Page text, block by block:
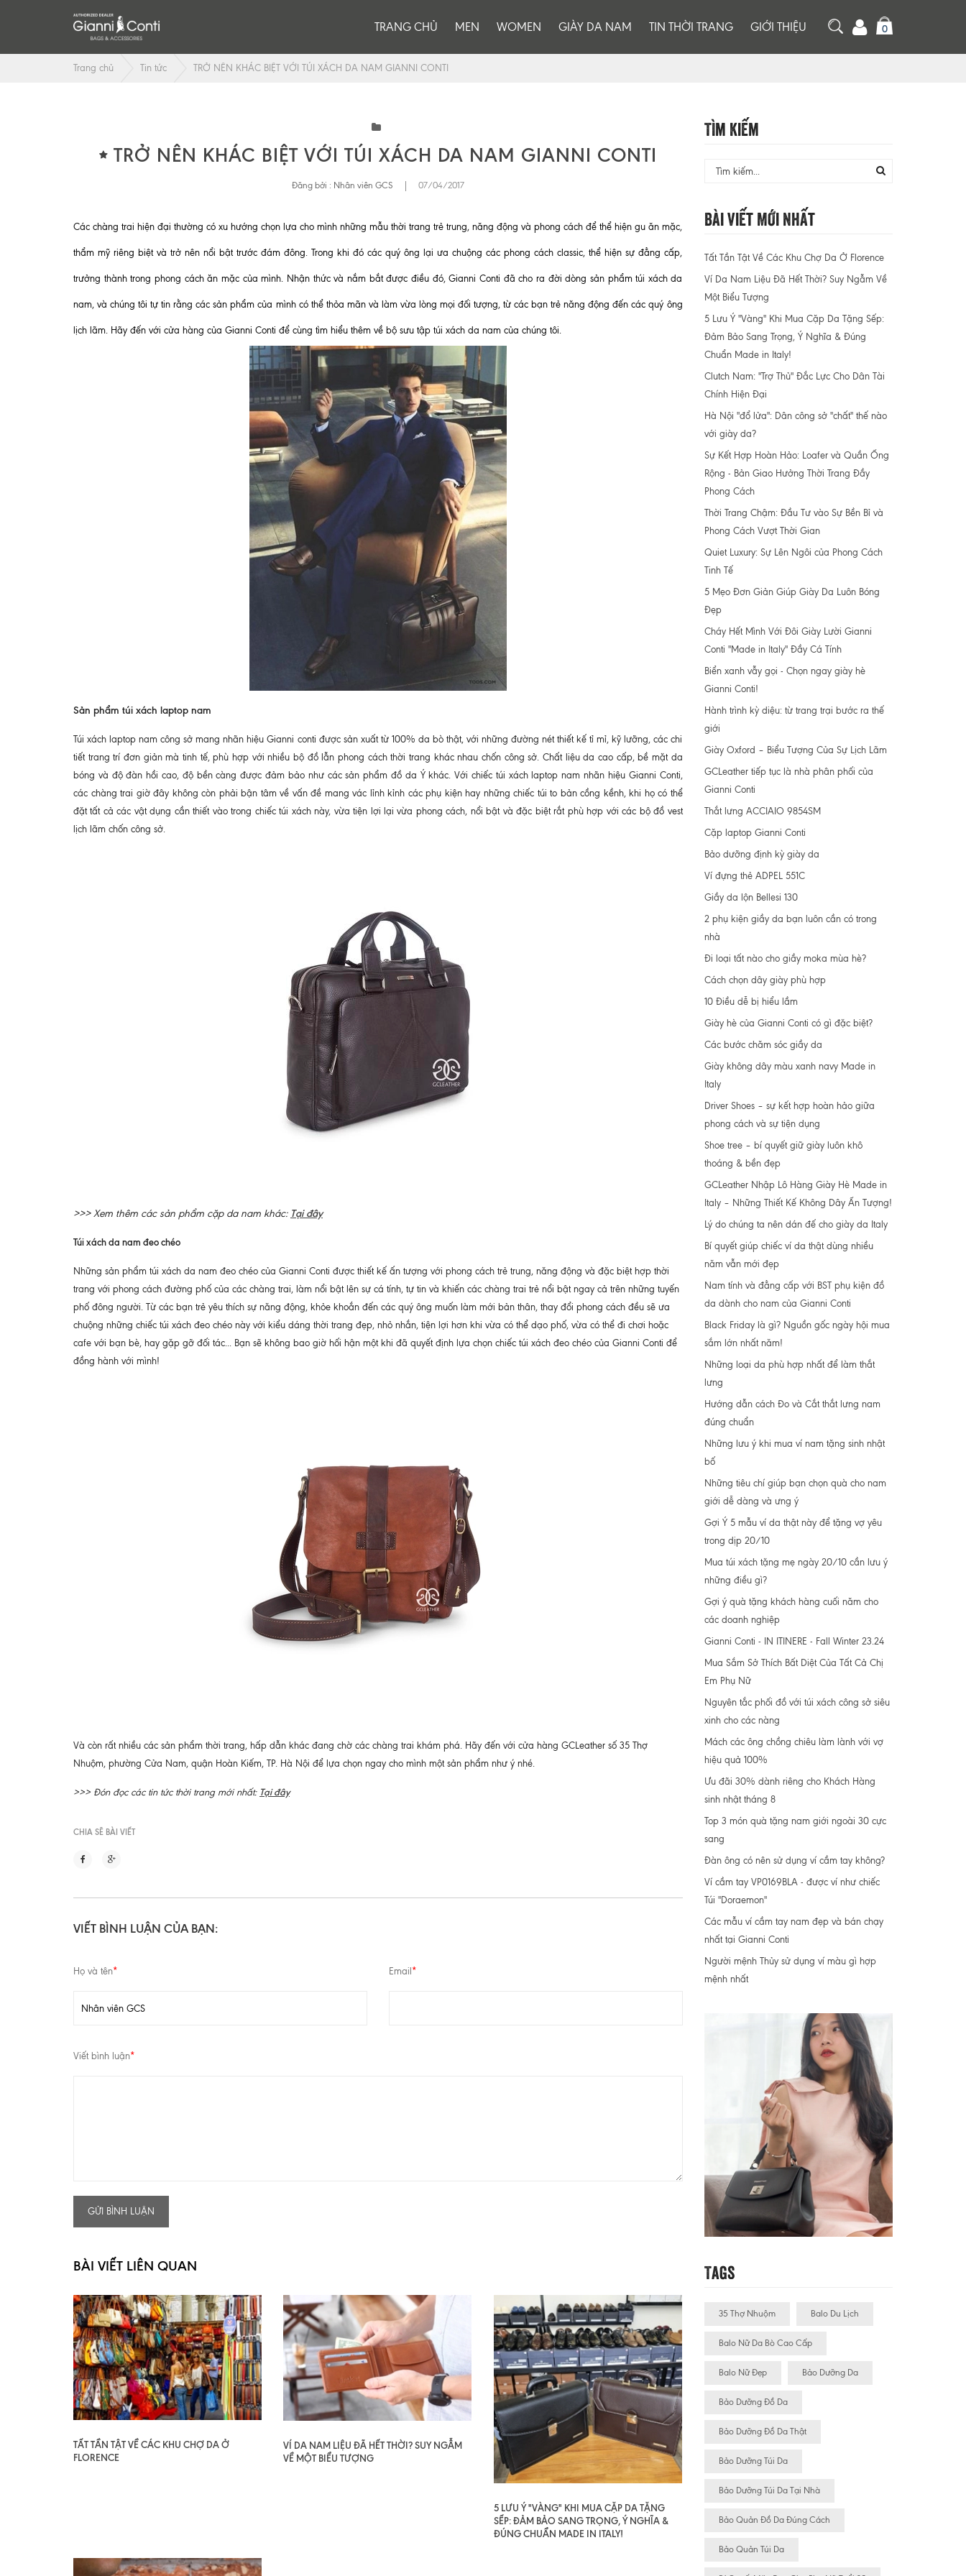
TRANG CHỦ MEN WOMEN GIÀY DA NAM TIN THỜI TRANG GIỚI THIỆU 0
Trang chủ Tin tức TRỞ NÊN KHÁC BIỆT VỚI TÚI XÁCH DA NAM GIANNI CONTI
TRỞ NÊN KHÁC BIỆT VỚI TÚI XÁCH DA NAM GIANNI CONTI
Đăng bởi : Nhân viên GCS 07/04/2017
Các chàng trai hiện đại thường có xu hướng chọn lựa cho mình những mẫu thời trang trẻ trung, năng động và phong cách để thể hiện gu ăn mặc,
thẩm mỹ riêng biệt và trở nên nổi bật trước đám đông. Trong khi đó các quý ông lại ưa chuộng các phong cách classic, thể hiện sự đẳng cấp,
trưởng thành trong phong cách ăn mặc của mình. Nhận thức và nắm bắt được điều đó, Gianni Conti đã cho ra đời dòng sản phẩm túi xách da
nam, và chúng tôi tự tin rằng các sản phẩm của mình có thể thỏa mãn và làm vừa lòng mọi đối tượng, từ các bạn trẻ năng động đến các quý ông
lịch lãm. Hãy đến với cửa hàng của Gianni Conti để cùng tìm hiểu thêm về bộ sưu tập túi xách da nam của chúng tôi.
Sản phẩm túi xách laptop nam
Túi xách laptop nam công sở mang nhãn hiệu Gianni conti được sản xuất từ 100% da bò thật, với những đường nét thiết kế tỉ mỉ, kỹ lưỡng, các chi
tiết trang trí đơn giản mà tinh tế, phù hợp với nhiều bộ đồ lẫn phong cách thời trang khác nhau chốn công sở. Chất liệu da cao cấp, bề mặt da
bóng và độ đàn hồi cao, độ bền càng được đảm bảo như các sản phẩm đồ da Ý khác. Với chiếc túi xách laptop nam nhãn hiệu Gianni Conti,
các chàng trai giờ đây không còn phải bận tâm về vấn đề mang vác lỉnh kỉnh các phụ kiện hay những chiếc túi to bản cồng kềnh, khi họ có thể
đặt tất cả các vật dụng cần thiết vào trong chiếc túi xách này, vừa tiện lợi lại vừa phong cách, nổi bật và đặc biệt rắt phù hợp với các bộ đồ vest
lịch lãm chốn công sở.
>>> Xem thêm các sản phẩm cặp da nam khác: Tại đây
Túi xách da nam đeo chéo
Những sản phẩm túi xách da nam đeo chéo của Gianni Conti được thiết kế ấn tượng với phong cách trẻ trung, năng động và đặc biệt hợp thời
trang với phong cách đường phố của các chàng trai, làm nổi bật lên sự cá tính, tự tin và khiến các chàng trai trẻ nổi bật ngay cả trên những tuyến
phố đông người. Từ các bạn trẻ yêu thích sự năng động, khỏe khoắn đến các quý ông muốn làm mới bản thân, thay đổi phong cách đều sẽ ưa
chuộng những chiếc túi xách đeo chéo này với kiểu dáng thời trang đẹp, nhỏ nhắn, tiện lợi hơn khi vừa có thể dạo phố, vừa có thể đi chơi hoặc
cafe với bạn bè, hay gặp gỡ đối tác... Bạn sẽ không bao giờ hối hận một khi đã quyết định lựa chọn chiếc túi xách đeo chéo của Gianni Conti để
đồng hành với mình!
Và còn rất nhiều các sản phẩm thời trang, hấp dẫn khác đang chờ các chàng trai khám phá. Hãy đến với cửa hàng GCLeather số 35 Thợ
Nhuộm, phường Cửa Nam, quận Hoàn Kiếm, TP. Hà Nội để lựa chọn ngay cho mình một sản phẩm như ý nhé.
>>> Đón đọc các tin tức thời trang mới nhất: Tại đây
CHIA SẼ BÀI VIẾT
VIẾT BÌNH LUẬN CỦA BẠN:
Họ và tên* Email *
Viết bình luận*
GỬI BÌNH LUẬN
BÀI VIẾT LIÊN QUAN
TẤT TẦN TẬT VỀ CÁC KHU CHỢ DA Ở
FLORENCE
VÍ DA NAM LIỆU ĐÃ HẾT THỜI? SUY NGẪM
VỀ MỘT BIỂU TƯỢNG
5 LƯU Ý "VÀNG" KHI MUA CẶP DA TẶNG
SẾP: ĐẢM BẢO SANG TRỌNG, Ý NGHĨA &
ĐÚNG CHUẨN MADE IN ITALY!
Tìm Kiếm
Bài Viết Mới Nhất
Tất Tần Tật Về Các Khu Chợ Da Ở Florence
Ví Da Nam Liệu Đã Hết Thời? Suy Ngẫm Về
Một Biểu Tượng
5 Lưu Ý "Vàng" Khi Mua Cặp Da Tặng Sếp:
Đảm Bảo Sang Trọng, Ý Nghĩa & Đúng
Chuẩn Made in Italy!
Clutch Nam: "Trợ Thủ" Đắc Lực Cho Dân Tài
Chính Hiện Đại
Hà Nội "đổ lửa": Dân công sở "chất" thế nào
với giày da?
Sự Kết Hợp Hoàn Hảo: Loafer và Quần Ống
Rộng - Bản Giao Hưởng Thời Trang Đầy
Phong Cách
Thời Trang Chậm: Đầu Tư vào Sự Bền Bỉ và
Phong Cách Vượt Thời Gian
Quiet Luxury: Sự Lên Ngôi của Phong Cách
Tinh Tế
5 Mẹo Đơn Giản Giúp Giày Da Luôn Bóng
Đẹp
Cháy Hết Mình Với Đôi Giày Lười Gianni
Conti "Made in Italy" Đầy Cá Tính
Biển xanh vẫy gọi - Chọn ngay giày hè
Gianni Conti!
Hành trình kỳ diệu: từ trang trại bước ra thế
giới
Giày Oxford – Biểu Tượng Của Sự Lịch Lãm
GCLeather tiếp tục là nhà phân phối của
Gianni Conti
Thắt lưng ACCIAIO 9854SM
Cặp laptop Gianni Conti
Bảo dưỡng định kỳ giày da
Ví đựng thẻ ADPEL 551C
Giầy da lộn Bellesi 130
2 phụ kiện giầy da bạn luôn cần có trong
nhà
Đi loại tất nào cho giầy moka mùa hè?
Cách chọn dây giày phù hợp
10 Điều dễ bị hiểu lầm
Giày hè của Gianni Conti có gì đặc biệt?
Các bước chăm sóc giầy da
Giày không dây màu xanh navy Made in
Italy
Driver Shoes – sự kết hợp hoàn hảo giữa
phong cách và sự tiện dụng
Shoe tree – bí quyết giữ giày luôn khô
thoáng & bền đẹp
GCLeather Nhập Lô Hàng Giày Hè Made in
Italy – Những Thiết Kế Không Dây Ấn Tượng!
Lý do chúng ta nên dán đế cho giày da Italy
Bí quyết giúp chiếc ví da thật dùng nhiều
năm vẫn mới đẹp
Nam tính và đẳng cấp với BST phụ kiện đồ
da dành cho nam của Gianni Conti
Black Friday là gì? Nguồn gốc ngày hội mua
sắm lớn nhất năm!
Những loại da phù hợp nhất để làm thắt
lưng
Hướng dẫn cách Đo và Cắt thắt lưng nam
đúng chuẩn
Những lưu ý khi mua ví nam tặng sinh nhật
bố
Những tiêu chí giúp bạn chọn quà cho nam
giới dễ dàng và ưng ý
Gợi Ý 5 mẫu ví da thật này để tặng vợ yêu
trong dịp 20/10
Mua túi xách tặng mẹ ngày 20/10 cần lưu ý
những điều gì?
Gợi ý quà tặng khách hàng cuối năm cho
các doanh nghiệp
Gianni Conti - IN ITINERE - Fall Winter 23.24
Mua Sắm Sở Thích Bất Diệt Của Tất Cả Chị
Em Phụ Nữ
Nguyên tắc phối đồ với túi xách công sở siêu
xinh cho các nàng
Mách các ông chồng chiêu làm lành với vợ
hiệu quả 100%
Ưu đãi 30% dành riêng cho Khách Hàng
sinh nhật tháng 8
Top 3 món quà tặng nam giới ngoài 30 cực
sang
Đàn ông có nên sử dụng ví cầm tay không?
Ví cầm tay VP0169BLA - được ví như chiếc
Túi "Doraemon"
Các mẫu ví cầm tay nam đẹp và bán chạy
nhất tại Gianni Conti
Người mệnh Thủy sử dụng ví màu gì hợp
mệnh nhất
Tags
35 Thợ Nhuộm Balo Du Lịch
Balo Nữ Da Bò Cao Cấp
Balo Nữ Đẹp Bảo Dưỡng Da
Bảo Dưỡng Đồ Da
Bảo Dưỡng Đồ Da Thật
Bảo Dưỡng Túi Da
Bảo Dưỡng Túi Da Tại Nhà
Bảo Quản Đồ Da Đúng Cách
Bảo Quản Túi Da